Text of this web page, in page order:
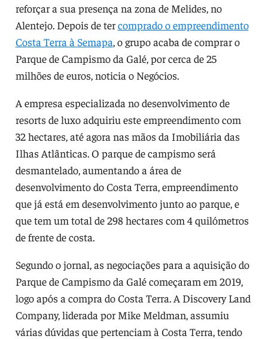
reforçar a sua presença na zona de Melides, no
Alentejo. Depois de tercomprado o empreendimento
Costa Terra à Semapa, o grupo acaba de comprar o
Parque de Campismo da Galé, por cerca de 25
milhões de euros, noticia o Negócios.
A empresa especializada no desenvolvimento de
resorts de luxo adquiriu este empreendimento com
32 hectares, até agora nas mãos da Imobiliária das
Ilhas Atlânticas. O parque de campismo será
desmantelado, aumentando a área de
desenvolvimento do Costa Terra, empreendimento
que já está em desenvolvimento junto ao parque, e
que tem um total de 298 hectares com 4 quilómetros
de frente de costa.
Segundo o jornal, as negociações para a aquisição do
Parque de Campismo da Galé começaram em 2019,
logo após a compra do Costa Terra. A Discovery Land
Company, liderada por Mike Meldman, assumiu
várias dúvidas que pertenciam à Costa Terra, tendo